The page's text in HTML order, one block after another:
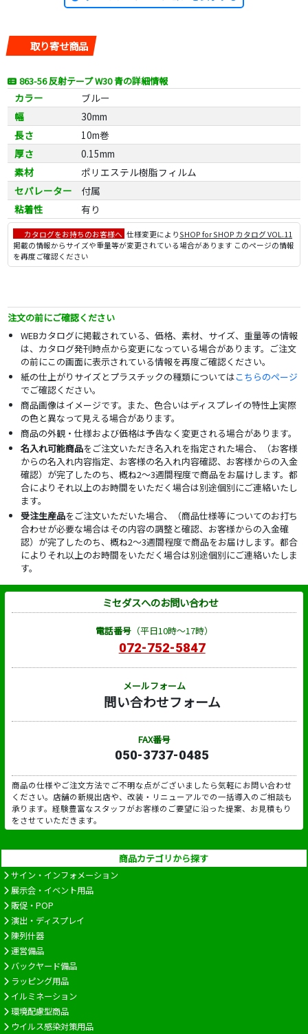
取り寄せ商品
863-56 反射テープ W30 青の詳細情報
カラー
ブルー
幅
30mm
長さ
10m巻
厚さ
0.15mm
素材
ポリエステル樹脂フィルム
セパレーター
付属
粘着性
有り
カタログをお持ちのお客様へ 仕様変更によりSHOP for SHOP カタログ VOL.11
掲載の情報からサイズや重量等が変更されている場合があります このページの情報
を再度ご確認ください
注文の前にご確認ください
WEBカタログに掲載されている、価格、素材、サイズ、重量等の情報
は、カタログ発刊時点から変更になっている場合があります。ご注文
の前にこの画面に表示されている情報を再度ご確認ください。
紙の仕上がりサイズとプラスチックの種類についてはこちらのページ
でご確認ください。
商品画像はイメージです。また、色合いはディスプレイの特性上実際
の色と異なって見える場合があります。
商品の外観・仕様および価格は予告なく変更される場合があります。
名入れ可能商品をご注文いただき名入れを指定された場合、（お客様
からの名入れ内容指定、お客様の名入れ内容確認、お客様からの入金
確認）が完了したのち、概ね2～3週間程度で商品をお届けします。都
合によりそれ以上のお時間をいただく場合は別途個別にご連絡いたし
ます。
受注生産品をご注文いただいた場合、（商品仕様等についてのお打ち
合わせが必要な場合はその内容の調整と確認、お客様からの入金確
認）が完了したのち、概ね2～3週間程度で商品をお届けします。都合
によりそれ以上のお時間をいただく場合は別途個別にご連絡いたしま
す。
ミセダスへのお問い合わせ
電話番号（平日10時～17時）
072-752-5847
メールフォーム
問い合わせフォーム
FAX番号
050-3737-0485
商品の仕様やご注文方法でご不明な点がございましたら気軽にお問い合わせ
ください。店舗の新規出店や、改装・リニューアルでの一括導入のご相談も
承ります。経験豊富なスタッフがお客様のご要望に沿った提案、お見積もり
をさせていただきます。
商品カテゴリから探す
サイン・インフォメーション
展示会・イベント用品
販促・POP
演出・ディスプレイ
陳列什器
運営備品
バックヤード備品
ラッピング用品
イルミネーション
環境配慮型商品
ウイルス感染対策用品